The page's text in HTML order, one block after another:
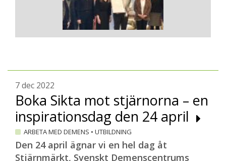
7 dec 2022
Boka Sikta mot stjärnorna – en
inspirationsdag den 24 april
ARBETA MED DEMENS • UTBILDNING
Den 24 april ägnar vi en hel dag åt
Stjärnmärkt, Svenskt Demenscentrums